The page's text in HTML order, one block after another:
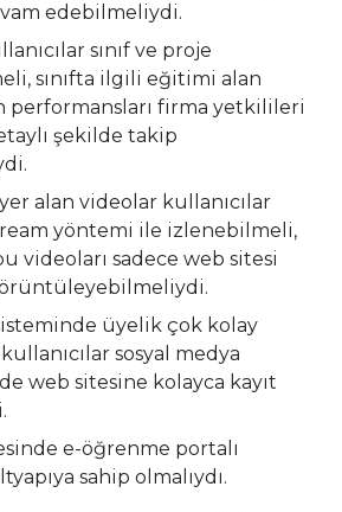
edebilmeliydi.
sınıf ve proje
sınıfta ilgili eğitimi alan
performansları firma yetkilileri
şekilde takip
alan videolar kullanıcılar
yöntemi ile izlenebilmeli,
videoları sadece web sitesi
üyelik çok kolay
sosyal medya
web sitesine kolayca kayıt
e-öğrenme portalı
sahip olmalıydı.